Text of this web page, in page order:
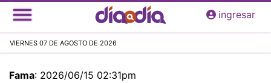
Pasar
al
principal
ingresar
VIERNES 07 DE AGOSTO DE 2026
Fama: 2026/06/15 02:31pm